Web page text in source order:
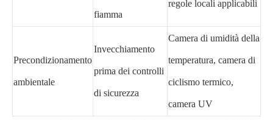
fiamma
regole locali applicabili
Precondizionamento
ambientale
Invecchiamento
prima dei controlli
di sicurezza
Camera di umidità della
temperatura, camera di
ciclismo termico,
camera UV